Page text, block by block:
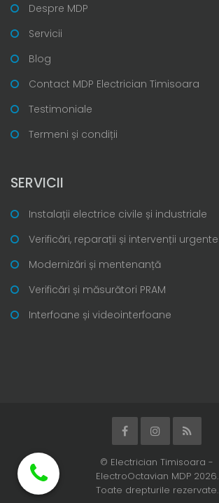
Despre MDP
Servicii
Blog
Contact MDP Electrician Timisoara
Testimoniale
Termeni și condiții
SERVICII
Instalații electrice civile și industriale
Verificări, reparații și intervenții urgente
Modernizări și mentenanță
Verificări și măsurători PRAM
Interfoane și videointerfoane
© Electrician Timisoara -
ElectroOctavian MDP 2026.
Toate drepturile rezervate.